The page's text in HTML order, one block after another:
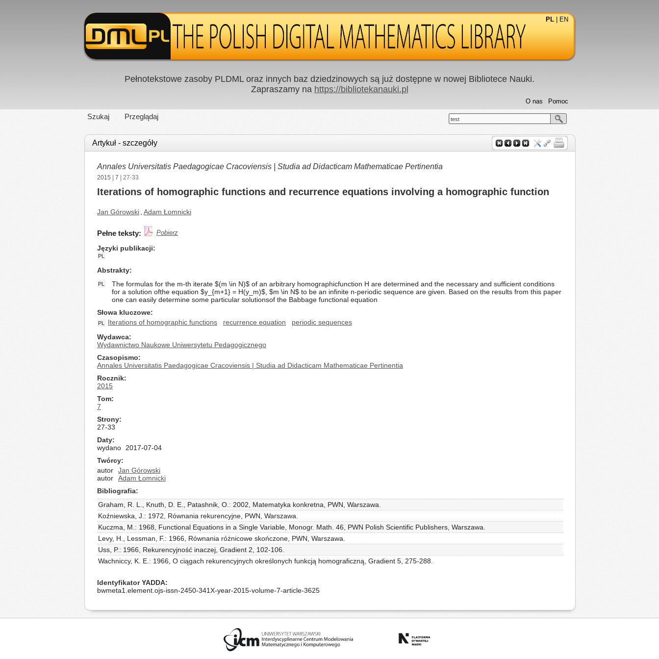
PL EN
Pełnotekstowe zasoby PLDML oraz innych baz dziedzinowych są już dostępne w nowej Bibliotece Nauki.
Zapraszamy na https://bibliotekanauki.pl
Szukaj Przeglądaj
Pomoc
O nas
test
Artykuł - szczegóły
Annales Universitatis Paedagogicae Cracoviensis | Studia ad Didacticam Mathematicae Pertinentia
2015 7 | 27-33
Iterations of homographic functions and recurrence equations involving a homographic function
Jan Górowski Adam Łomnicki
Pełne teksty: Pobierz
Języki publikacji
PL
Abstrakty
PL
The formulas for the m-th iterate $(m \in N)$ of an arbitrary homographicfunction H are determined and the necessary and sufficient conditions
for a solution ofthe equation $y_{m+1} = H(y_m)$, $m \in N$ to be an infinite n-periodic sequence are given. Based on the results from this paper
one can easily determine some particular solutionsof the Babbage functional equation
Słowa kluczowe
PL Iterations of homographic functions recurrence equation
periodic sequences
Wydawca
Wydawnictwo Naukowe Uniwersytetu Pedagogicznego
Czasopismo
Annales Universitatis Paedagogicae Cracoviensis | Studia ad Didacticam Mathematicae Pertinentia
Rocznik
2015
Tom
7
Strony
27-33
Daty
wydano
2017-07-04
Twórcy
autor
Jan Górowski
autor
Adam Łomnicki
Bibliografia
Graham, R. L., Knuth, D. E., Patashnik, O.: 2002, Matematyka konkretna, PWN, Warszawa.
Koźniewska, J.: 1972, Równania rekurencyjne, PWN, Warszawa.
Kuczma, M.: 1968, Functional Equations in a Single Variable, Monogr. Math. 46, PWN Polish Scientific Publishers, Warszawa.
Levy, H., Lessman, F.: 1966, Równania różnicowe skończone, PWN, Warszawa.
Uss, P.: 1966, Rekurencyjność inaczej, Gradient 2, 102-106.
Wachniccy, K. E.: 1966, O ciągach rekurencyjnych określonych funkcją homograficzną, Gradient 5, 275-288.
Identyfikator YADDA
bwmeta1.element.ojs-issn-2450-341X-year-2015-volume-7-article-3625